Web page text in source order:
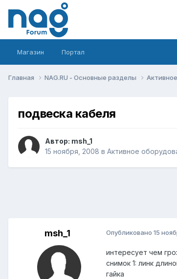
Магазин Портал
Главная NAG.RU - Основные разделы
подвеска кабеля
Автор: msh_1
15 ноября, 2008 в Активное
msh_1 Опубликовано 15
интересует чем
снимок 1: линк
гайка